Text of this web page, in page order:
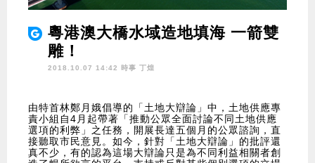
粵港澳大橋水域造地填海 一箭雙
雕！
2018.10.07 14:42 時事 丁煌
由特首林鄭月娥倡導的「土地大辯論」中，土地供應專
責小組自4月起帶著「推動公眾全面討論不同土地供應
選項的利弊」之任務，開展長達五個月的公眾諮詢，直
接聽取市民意見。如今，針對「土地大辯論」的批評還
真不少，有的認為這場大辯論只是為不同利益相關者創